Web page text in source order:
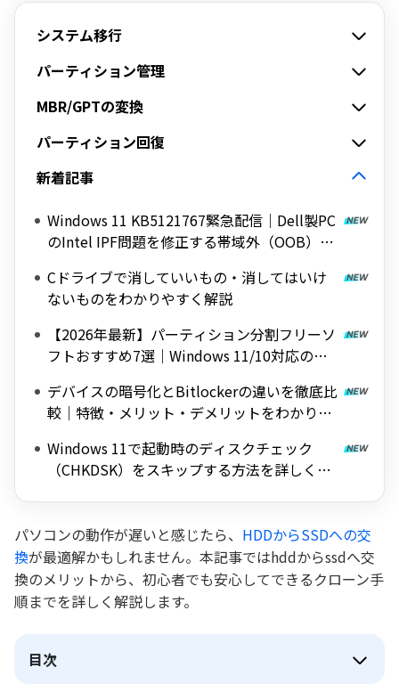
システム移行
パーティション管理
MBR/GPTの変換
パーティション回復
新着記事
Windows 11 KB5121767緊急配信｜Dell製PC
のIntel IPF問題を修正する帯域外（OOB）ア
Cドライブで消していいもの・消してはいけ
ないものをわかりやすく解説
【2026年最新】パーティション分割フリーソ
フトおすすめ7選｜Windows 11/10対応の無
デバイスの暗号化とBitlockerの違いを徹底比
較｜特徴・メリット・デメリットをわかりや
Windows 11で起動時のディスクチェック
（CHKDSK）をスキップする方法を詳しく解
パソコンの動作が遅いと感じたら、 HDDからSSDへの交
換が最適解かもしれません。本記事ではhddからssdへ交
換のメリットから、初心者でも安心してできるクローン手
順までを詳しく解説します。
目次